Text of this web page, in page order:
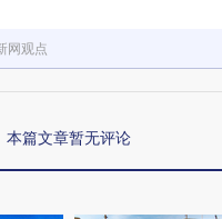
网观点
本篇文章暂无评论